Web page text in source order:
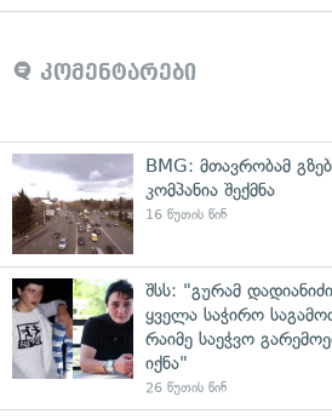
კომენტარები
BMG: მთავრობამ
კომპანია შექმნა
16 წუთის წინ
შსს: "გურამ
ყველა საჭირო
რაიმე საეჭვო
იქნა"
26 წუთის წინ